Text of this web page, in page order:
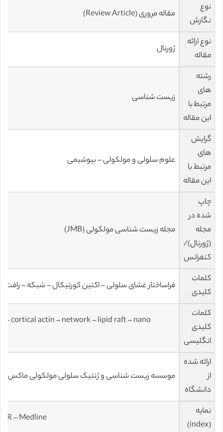
نوع
نگارش
مقاله مروری (Review Article)
نوع ارائه
مقاله
ژورنال
رشته
های
مرتبط با
این مقاله
زیست شناسی
گرایش
های
مرتبط با
این مقاله
علوم سلولی و مولکولی – بیوشیمی
چاپ
شده در
مجله
(ژورنال)/
کنفرانس
مجله زیست شناسی مولکولی (JMB)
کلمات
کلیدی
فراساختار غشای سلولی – اکتین کورتیکال – شبکه – رافت
کلمات
کلیدی
انگلیسی
cortical actin – network – lipid raft – nano
ارائه شده
از
دانشگاه
موسسه زیست شناسی و ژنتیک سلولی مولکولی ماکس
نمایه
(index)
– Medline